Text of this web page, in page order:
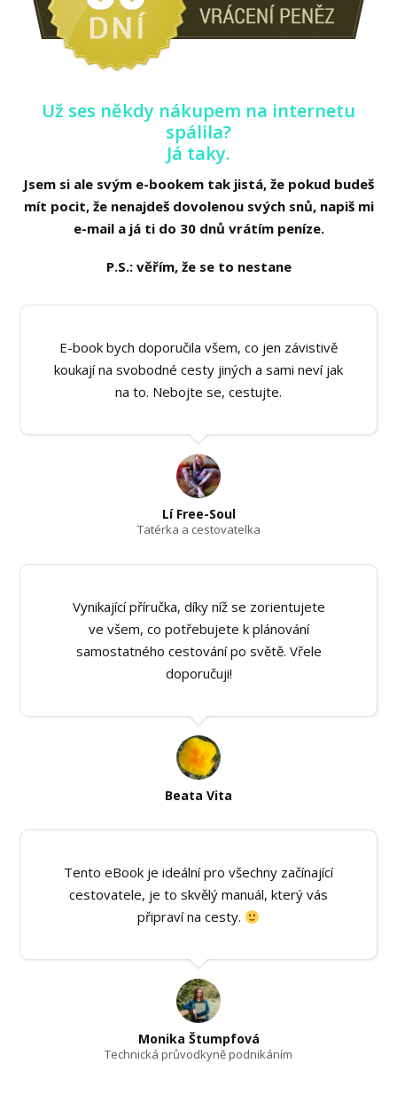
Už ses někdy nákupem na internetu
spálila?
Já taky.
Jsem si ale svým e-bookem tak jistá, že pokud budeš
mít pocit, že nenajdeš dovolenou svých snů, napiš mi
e-mail a já ti do 30 dnů vrátím peníze.
P.S.: věřím, že se to nestane
E-book bych doporučila všem, co jen závistivě
koukají na svobodné cesty jiných a sami neví jak
na to. Nebojte se, cestujte.
Lí Free-Soul
Tatérka a cestovatelka
Vynikající příručka, díky níž se zorientujete
ve všem, co potřebujete k plánování
samostatného cestování po světě. Vřele
doporučuji!
Beata Vita
Tento eBook je ideální pro všechny začínající
cestovatele, je to skvělý manuál, který vás
připraví na cesty.
Monika Štumpfová
Technická průvodkyně podnikáním